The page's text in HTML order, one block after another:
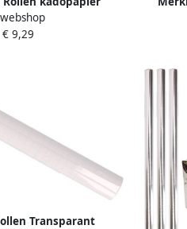
pastel groen
cm Kaftpapier
€ 9,29
Transparant